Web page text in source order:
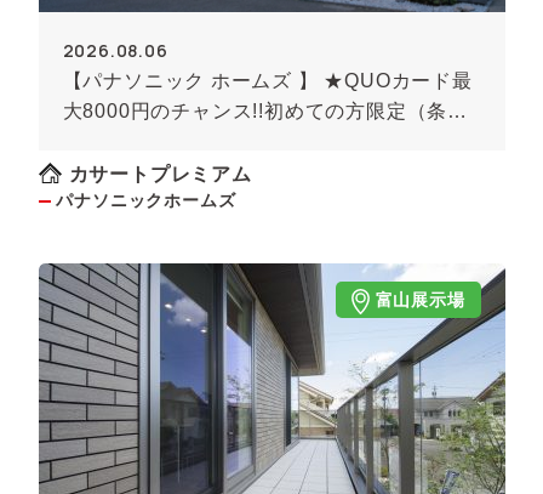
2026.08.06
【パナソニック ホームズ 】 ★QUOカード最
大8000円のチャンス!!初めての方限定（条件
カサートプレミアム
パナソニックホームズ
富山展示場